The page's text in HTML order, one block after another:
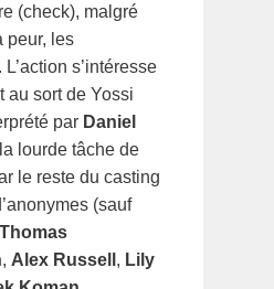
(check), malgré
peur, les
s’intéresse
au sort de Yossi
par Daniel
lourde tâche de
le reste du casting
(sauf
Thomas
, Alex Russell , Lily